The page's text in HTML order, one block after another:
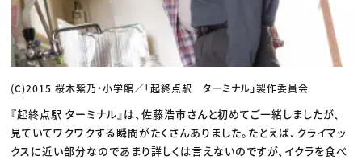
(C)2015 桜木紫乃・小学館／「起終点駅 ターミナル」製作委員会
『起終点駅 ターミナル』は、佐藤浩市さんと初めてご一緒しましたが、
見ていてワクワクする瞬間がたくさんありました。たとえば、クライマッ
クスに近い部分なのであまり詳しくは言えないのですが、イクラを食べ